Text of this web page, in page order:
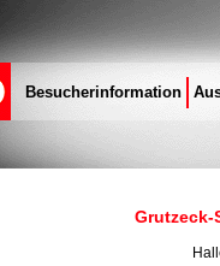
Besucherinformation
Grutzeck-